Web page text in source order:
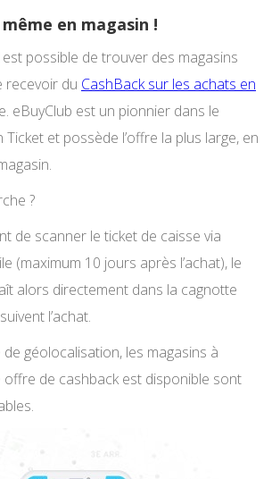
en magasin !
est possible de trouver des magasins
recevoir du CashBack sur les achats en
eBuyClub est un pionnier dans le
Ticket et possède l’offre la plus large, en
?
de scanner le ticket de caisse via
(maximum 10 jours après l’achat), le
alors directement dans la cagnotte
l’achat.
géolocalisation, les magasins à
de cashback est disponible sont